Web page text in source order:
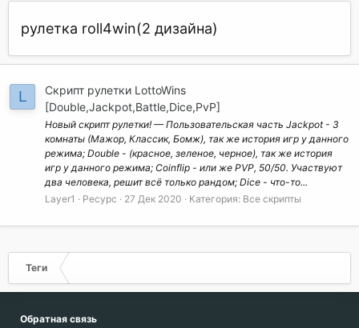
рулетка roll4win(2 дизайна)
L
Скрипт рулетки LottoWins
[Double,Jackpot,Battle,Dice,PvP]
Новый скрипт рулетки! — Пользовательская часть Jackpot - 3
комнаты (Мажор, Классик, Бомж), так же история игр у данного
режима; Double - (красное, зеленое, черное), так же история
игр у данного режима; Coinflip - или же PVP, 50/50. Участвуют
два человека, решит всё только рандом; Dice - что-то...
Layer1
Ресурс 27 Дек 2020 Категория: Все скрипты
Теги
Обратная связь